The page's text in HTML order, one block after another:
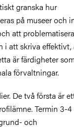
granska hur
på museer och
att problematisera
i att skriva effektivt,
är färdigheter
förvaltningar.
De två första är
Termin 3-4
och